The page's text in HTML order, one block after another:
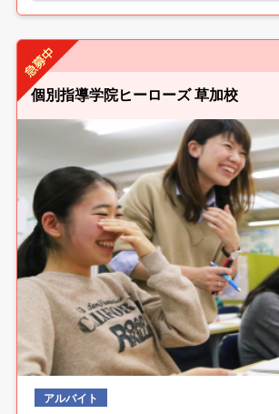
個別指導学院ヒーローズ 草加校
アルバイト